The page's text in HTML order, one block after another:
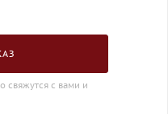
свяжутся с вами и